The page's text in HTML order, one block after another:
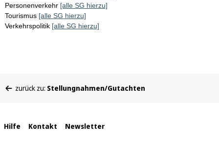
Personenverkehr [alle SG hierzu]
Tourismus [alle SG hierzu]
Verkehrspolitik [alle SG hierzu]
befinden
zurück zu: Stellungnahmen/Gutachten
Interne
Hilfe Kontakt Newsletter